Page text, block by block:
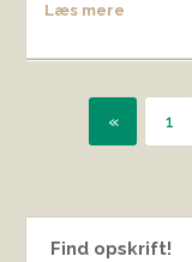
Læs mere
« 1
Find opskrift!